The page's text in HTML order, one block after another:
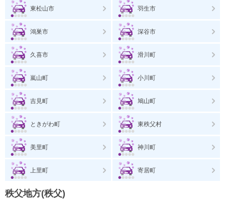
東松山市 羽生市
鴻巣市 深谷市
久喜市 滑川町
嵐山町 小川町
吉見町 鳩山町
ときがわ町 東秩父村
美里町 神川町
上里町 寄居町
秩父地方(秩父)